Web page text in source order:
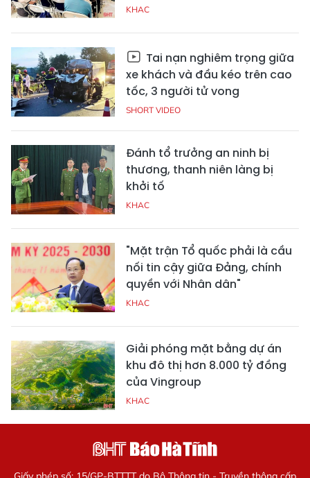
KHAC
Tai nạn nghiêm trọng giữa
xe khách và đầu kéo trên cao
tốc, 3 người tử vong
SHORT VIDEO
Đánh tổ trưởng an ninh bị
thương, thanh niên làng bị
khởi tố
KHAC
"Mặt trận Tổ quốc phải là cầu
nối tin cậy giữa Đảng, chính
quyền với Nhân dân"
KHAC
Giải phóng mặt bằng dự án
khu đô thị hơn 8.000 tỷ đồng
của Vingroup
KHAC